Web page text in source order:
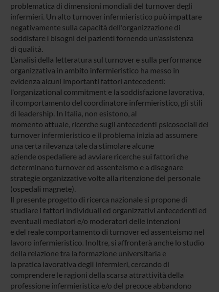
problematica di dimensioni mondiali del turnover degli
infermieri. Un alto turnover infermieristico può impattare
negativamente sulla capacità dell'organizzazione di
soddisfare i bisogni dei pazienti fornendo un'assistenza
di qualità.
L'analisi della letteratura sul turnover e sulla performance
organizzativa in ambito infermieristico ha messo in
evidenza alcuni importanti fattori antecedenti:
l'organizational commitment e la soddisfazione lavorativa,
il comportamento del coordinatore infermieristico, gli stili
di leadership. In Italia, non esistono, al
momento attuale, ricerche sugli antecedenti psicosociali del
turnover infermieristico e il problema inizia ad assumere
una certa rilevanza tale da stimolare alcune
aziende ospedaliere ad avviare ricerche sui fattori che
determinano turnover ed assenteismo e a disegnare
strategie organizzative volte alla ritenzione del personale
(ospedali magnete).
Il presente progetto di ricerca nazionale si propone di
studiare i fattori individuali ed organizzativi antecedenti ed
eventuali mediatori e/o moderatori delle intenzioni
e del reale comportamento di turnover ed assenteismo nel
lavoro infermieristico. Inoltre, si affronterà anche lo studio
della relazione tra la formazione universitaria e
la pratica lavorativa degli infermieri, cercando di
comprendere le ragioni della scarsa attrattività della
professione infermieristica e/o del precoce abbandono